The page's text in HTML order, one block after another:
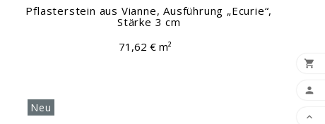
Pflasterstein aus Vianne, Ausführung „Ecurie“,
Stärke 3 cm
71,62 € m²
Neu


